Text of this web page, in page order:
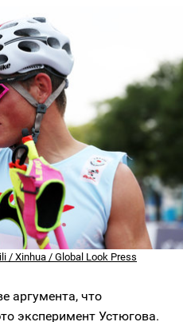
/ Xinhua / Global Look Press
аргумента, что
эксперимент Устюгова.